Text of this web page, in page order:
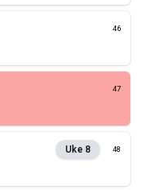
46
47
Uke 8 48